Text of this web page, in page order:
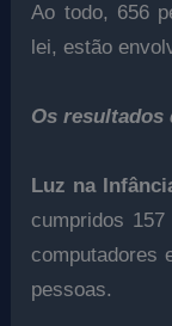
Ao todo, 656
lei, estão
Os resultados
Luz na
cumpridos
computadores
pessoas.